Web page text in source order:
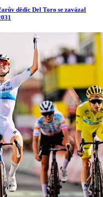
dědic Del Toro se zavázal